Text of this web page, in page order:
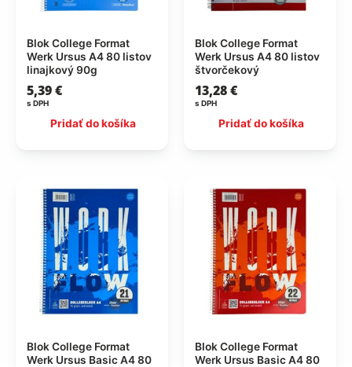
Blok College Format
Werk Ursus A4 80 listov
linajkový 90g
5,39€
s DPH
Pridať do košíka
Blok College Format
Werk Ursus A4 80 listov
štvorčekový
13,28€
s DPH
Pridať do košíka
Blok College Format
Werk Ursus Basic A4 80
Blok College Format
Werk Ursus Basic A4 80